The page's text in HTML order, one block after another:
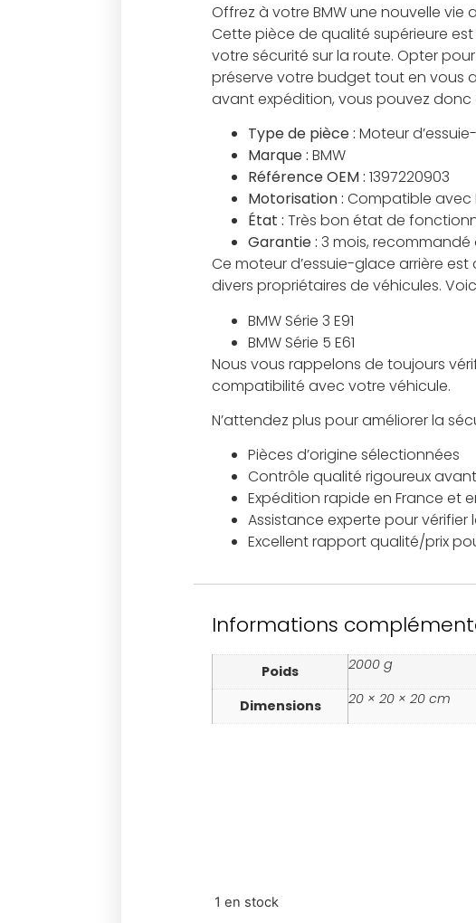
Offrez à votre BMW une nouvelle vie
Cette pièce de qualité supérieure
votre sécurité sur la route. Opter
préserve votre budget tout en vous
avant expédition, vous pouvez
Type de pièce : Moteur
Marque : BMW
Référence OEM : 1397220903
Motorisation : Compatible avec
État : Très bon état de
Garantie : 3 mois, recommandé
Ce moteur d’essuie-glace arrière
divers propriétaires de véhicules.
BMW Série 3 E91
BMW Série 5 E61
Nous vous rappelons de toujours
compatibilité avec votre véhicule.
N’attendez plus pour améliorer la
Pièces d’origine sélectionnées
Contrôle qualité rigoureux
Expédition rapide en France et
Assistance experte pour
Excellent rapport qualité/prix
Informations
Poids 2000 g
Dimensions 20 × 20 × 20 cm
1 en stock